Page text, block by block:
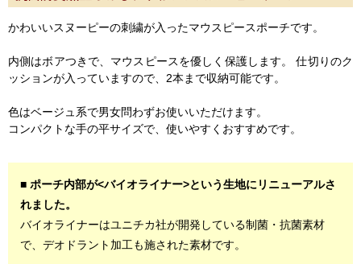
かわいいスヌーピーの刺繍が入ったマウスピースポーチです。
内側はボアつきで、マウスピースを優しく保護します。 仕切りのク
ッションが入っていますので、2本まで収納可能です。
色はベージュ系で男女問わずお使いいただけます。
コンパクトな手の平サイズで、使いやすくおすすめです。
■ ポーチ内部が<バイオライナー>という⽣地にリニューアルさ
れました。
バイオライナーはユニチカ社が開発している制菌・抗菌素材
で、デオドラント加⼯も施された素材です。